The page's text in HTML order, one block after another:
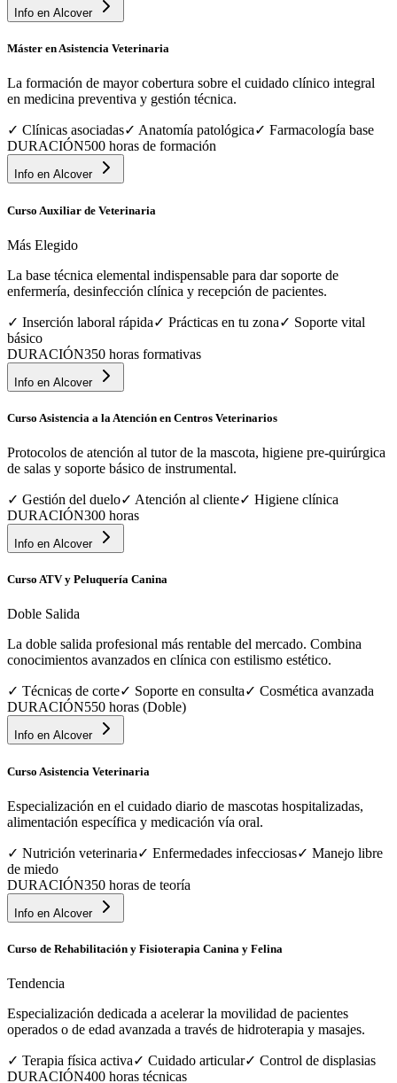
Info en Alcover
Máster en Asistencia Veterinaria
La formación de mayor cobertura sobre el cuidado clínico integral
en medicina preventiva y gestión técnica.
✓ Clínicas asociadas✓ Anatomía patológica✓ Farmacología base
DURACIÓN500 horas de formación
Info en Alcover
Curso Auxiliar de Veterinaria
Más Elegido
La base técnica elemental indispensable para dar soporte de
enfermería, desinfección clínica y recepción de pacientes.
✓ Inserción laboral rápida✓ Prácticas en tu zona✓ Soporte vital
básico
DURACIÓN350 horas formativas
Info en Alcover
Curso Asistencia a la Atención en Centros Veterinarios
Protocolos de atención al tutor de la mascota, higiene pre-quirúrgica
de salas y soporte básico de instrumental.
✓ Gestión del duelo✓ Atención al cliente✓ Higiene clínica
DURACIÓN300 horas
Info en Alcover
Curso ATV y Peluquería Canina
Doble Salida
La doble salida profesional más rentable del mercado. Combina
conocimientos avanzados en clínica con estilismo estético.
✓ Técnicas de corte✓ Soporte en consulta✓ Cosmética avanzada
DURACIÓN550 horas (Doble)
Info en Alcover
Curso Asistencia Veterinaria
Especialización en el cuidado diario de mascotas hospitalizadas,
alimentación específica y medicación vía oral.
✓ Nutrición veterinaria✓ Enfermedades infecciosas✓ Manejo libre
de miedo
DURACIÓN350 horas de teoría
Info en Alcover
Curso de Rehabilitación y Fisioterapia Canina y Felina
Tendencia
Especialización dedicada a acelerar la movilidad de pacientes
operados o de edad avanzada a través de hidroterapia y masajes.
✓ Terapia física activa✓ Cuidado articular✓ Control de displasias
DURACIÓN400 horas técnicas